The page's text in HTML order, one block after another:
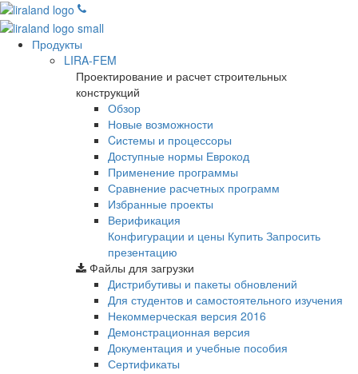
Продукты
LIRA-FEM
Проектирование и расчет строительных
конструкций
Обзор
Новые возможности
Cистемы и процессоры
Доступные нормы Еврокод
Применение программы
Сравнение расчетных программ
Избранные проекты
Верификация
Конфигурации и цены Купить Запросить
презентацию
Файлы для загрузки
Дистрибутивы и пакеты обновлений
Для студентов и самостоятельного изучения
Некоммерческая версия 2016
Демонстрационная версия
Документация и учебные пособия
Сертификаты